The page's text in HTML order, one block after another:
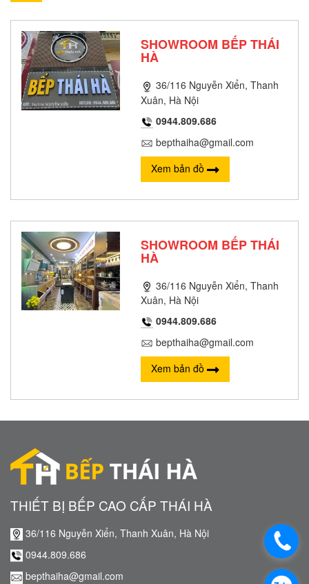
SHOWROOM BẾP THÁI
HÀ
36/116 Nguyễn Xiển, Thanh
Xuân, Hà Nội
0944.809.686
bepthaiha@gmail.com
Xem bản đồ
SHOWROOM BẾP THÁI
HÀ
36/116 Nguyễn Xiển, Thanh
Xuân, Hà Nội
0944.809.686
bepthaiha@gmail.com
Xem bản đồ
THIẾT BỊ BẾP CAO CẤP THÁI HÀ
36/116 Nguyễn Xiển, Thanh Xuân, Hà Nội
0944.809.686
bepthaiha@gmail.com